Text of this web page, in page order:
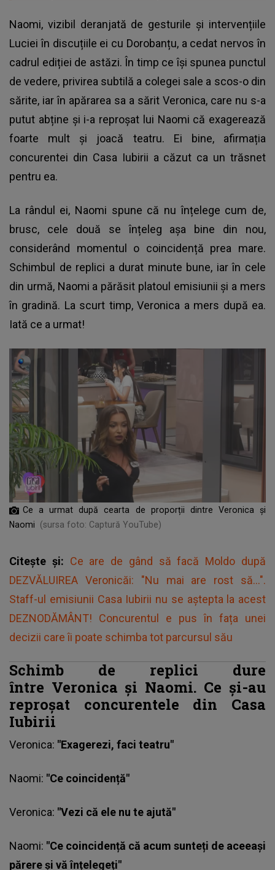
Naomi, vizibil deranjată de gesturile și intervențiile
Luciei în discuțiile ei cu Dorobanțu, a cedat nervos în
cadrul ediției de astăzi. În timp ce își spunea punctul
de vedere, privirea subtilă a colegei sale a scos-o din
sărite, iar în apărarea sa a sărit Veronica, care nu s-a
putut abține și i-a reproșat lui Naomi că exagerează
foarte mult și joacă teatru. Ei bine, afirmația
concurentei din Casa Iubirii a căzut ca un trăsnet
pentru ea.
La rândul ei, Naomi spune că nu înțelege cum de,
brusc, cele două se înțeleg așa bine din nou,
considerând momentul o coincidență prea mare.
Schimbul de replici a durat minute bune, iar în cele
din urmă, Naomi a părăsit platoul emisiunii și a mers
în gradină. La scurt timp, Veronica a mers după ea.
Iată ce a urmat!
Ce a urmat după cearta de proporții dintre Veronica și
Naomi
(sursa foto: Captură YouTube)
Citește și: Ce are de gând să facă Moldo după
DEZVĂLUIREA Veronicăi: "Nu mai are rost să...".
Staff-ul emisiunii Casa Iubirii nu se aștepta la acest
DEZNODĂMÂNT! Concurentul e pus în fața unei
decizii care îi poate schimba tot parcursul său
Schimb de replici dure
între Veronica și Naomi. Ce și-au
reproșat concurentele din Casa
Iubirii
Veronica: "Exagerezi, faci teatru"
Naomi: "Ce coincidență"
Veronica: "Vezi că ele nu te ajută"
Naomi: "Ce coincidență că acum sunteți de aceeași
părere și vă înțelegeți"